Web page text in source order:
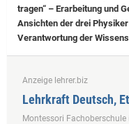
tragen“ – Erarbeitung und
Ansichten der drei
Verantwortung der
Anzeige lehrer.biz
Lehrkraft Deutsch,
Montessori